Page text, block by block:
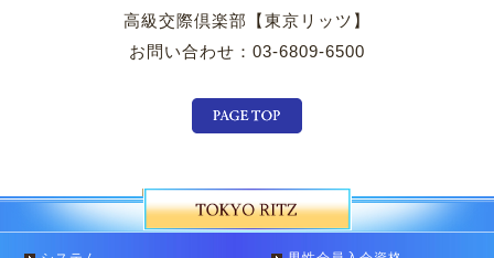
高級交際倶楽部【東京リッツ】
お問い合わせ：03-6809-6500